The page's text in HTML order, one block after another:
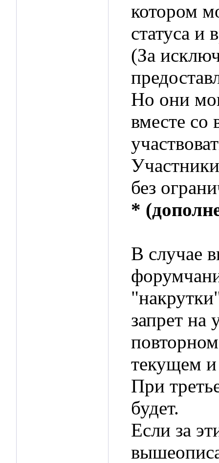
котором
статуса и
(За
Но они
вместе
без
*
В случае
запрет на
текущем
При
будет.
Если за